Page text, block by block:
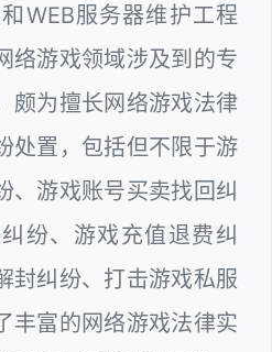
WEB服务器维护工程
络游戏领域涉及到的专
颇为擅长网络游戏法律
处置，包括但不限于游
、游戏账号买卖找回纠
纷、游戏充值退费纠
封纠纷、打击游戏私服
丰富的网络游戏法律实